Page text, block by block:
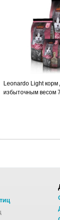
Leonardo Light корм
избыточным весом